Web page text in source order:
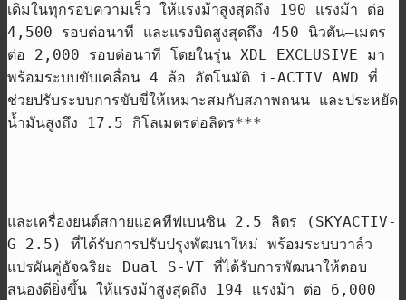
เดิมในทุกรอบความเร็ว ให้แรงม้าสูงสุดถึง
190 แรงม้า ต่อ
4,500 รอบต่อนาที และแรงบิดสูงสุดถึง 450 นิวตัน–เมตร
ต่อ 2,000 รอบต่อนาที โดยในรุ่น XDL EXCLUSIVE มา
พร้อมระบบขับเคลื่อน 4 ล้อ อัตโนมัติ i-ACTIV AWD ที่
ช่วยปรับระบบการขับขี่ให้เหมาะสมกับสภาพถนน และประหยัด
น้ำมันสูงถึง
17.5 กิโลเมตรต่อลิตร***
และเครื่องยนต์สกายแอคทีฟเบนซิน 2.5 ลิตร
(SKYACTIV-
G 2.5) ที่ได้รับการปรับปรุงพัฒนาใหม่ พร้อมระบบวาล์ว
แปรผันคู่อัจฉริยะ Dual S-VT ที่ได้รับการพัฒนาให้ตอบ
สนองดียิ่งขึ้น ให้แรงม้าสูงสุดถึง
194 แรงม้า ต่อ 6,000